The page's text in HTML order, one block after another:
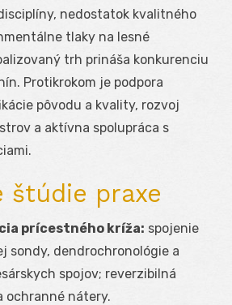
nedostatok kvalitného
tlaky na lesné
trh prináša konkurenciu
Protikrokom je podpora
pôvodu a kvality, rozvoj
a aktívna spolupráca s
štúdie praxe
prícestného kríža: spojenie
sondy, dendrochronológie a
spojov; reverzibilná
ochranné nátery.